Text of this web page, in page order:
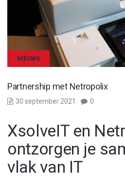
NIEUWS
Partnership met Netropolix
30 september 2021 0
XsolveIT en
ontzorgen je
vlak van IT